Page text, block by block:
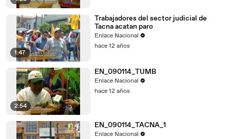
1:47
Trabajadores del sector judicial de
Tacna acatan paro
Enlace Nacional
hace 12 años
2:54
EN_090114_TUMB
Enlace Nacional
hace 12 años
EN_090114_TACNA_1
Enlace Nacional